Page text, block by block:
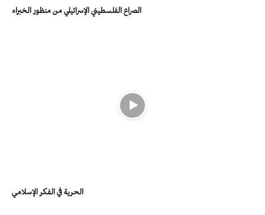
الصراع الفلسطيني الإسرائيلي من منظور الخبراء
الحرية في الفكر الإسلامي